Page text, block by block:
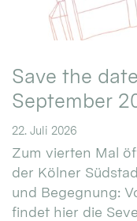
Save the
September
22. Juli 2026
Zum vierten Mal
der Kölner
und Begegnung:
findet hier die